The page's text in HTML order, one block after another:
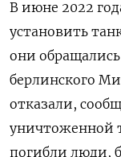
В июне 2022
установить
они
берлинского
отказали,
уничтоженной
погибли люди,